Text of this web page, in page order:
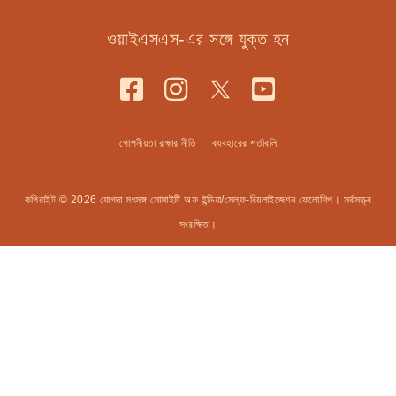
ওয়াইএসএস-এর সঙ্গে যুক্ত হন
কপিরাইট © 2026 যোগদা সৎসঙ্গ সোসাইটি অফ ইন্ডিয়া/সেল্ফ-রিয়লাইজেশন ফেলোশিপ। সর্বসত্ত্ব
সংরক্ষিত।
গোপনীয়তা রক্ষার নীতি ব্যবহারের শর্তাবলি